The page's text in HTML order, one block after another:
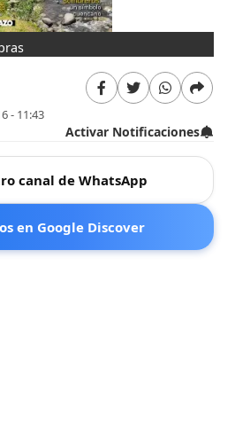
- 11:43
Activar Notificaciones
canal de WhatsApp
en Google Discover